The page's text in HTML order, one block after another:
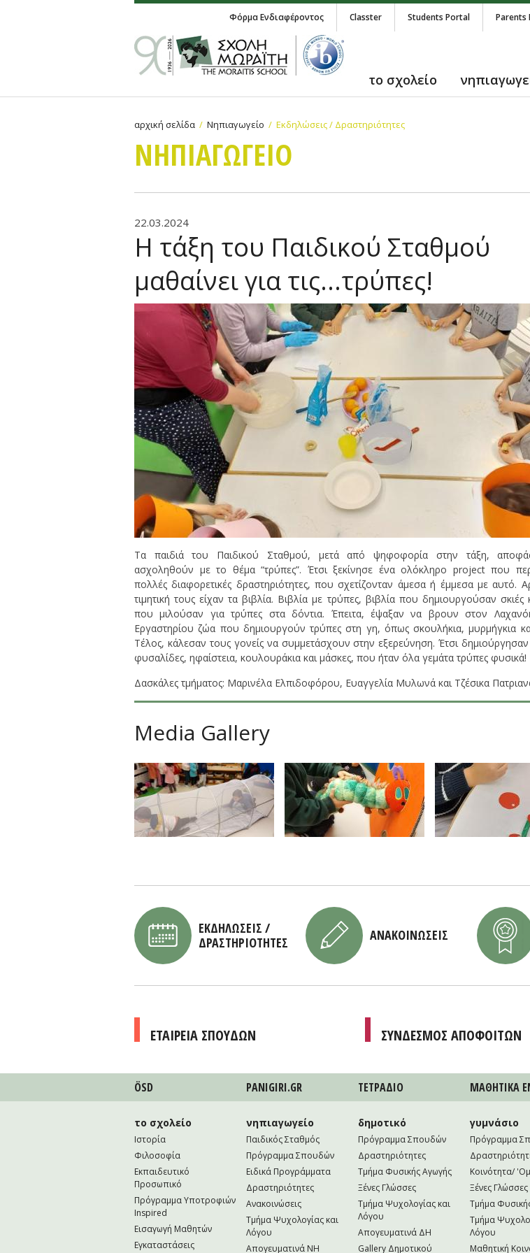
Φόρμα Ενδιαφέροντος Classter Students Portal Parents
το σχολείο
αρχική σελίδα Νηπιαγωγείο Εκδηλώσεις / Δραστηριότητες
ΝΗΠΙΑΓΩΓΕΙΟ
22.03.2024
H τάξη του Παιδικού Σταθμού
μαθαίνει για τις...τρύπες!
Tα παιδιά του Παιδικού Σταθμού, μετά από ψηφοφορία στην τάξη,
ασχοληθούν με το θέμα “τρύπες”. Έτσι ξεκίνησε ένα ολόκληρο project που
πολλές διαφορετικές δραστηριότητες, που σχετίζονταν άμεσα ή έμμεσα με αυτό.
τιμητική τους είχαν τα βιβλία. Βιβλία με τρύπες, βιβλία που δημιουργούσαν σκιές
που μιλούσαν για τρύπες στα δόντια. Έπειτα, έψαξαν να βρουν στον
Εργαστηρίου ζώα που δημιουργούν τρύπες στη γη, όπως σκουλήκια, μυρμήγκια
Τέλος, κάλεσαν τους γονείς να συμμετάσχουν στην εξερεύνηση. Έτσι δημιούργησαν
φυσαλίδες, ηφαίστεια, κουλουράκια και μάσκες, που ήταν όλα γεμάτα τρύπες φυσικά!
Δασκάλες τμήματος: Μαρινέλα Ελπιδοφόρου, Ευαγγελία Μυλωνά και Τζέσικα
Media Gallery
ΕΚΔΗΛΩΣΕΙΣ /
ΔΡΑΣΤΗΡΙΟΤΗΤΕΣ
ΑΝΑΚΟΙΝΩΣΕΙΣ
ΕΤΑΙΡΕΙΑ ΣΠΟΥΔΩΝ ΣΥΝΔΕΣΜΟΣ ΑΠΟΦΟΙΤΩΝ
ÖSD PANIGIRI.GR ΤΕΤΡAΔΙΟ ΜΑΘΗΤΙΚA
το σχολείο
Ιστορία
Φιλοσοφία
Εκπαιδευτικό
Προσωπικό
Πρόγραμμα Υποτροφιών
Inspired
Εισαγωγή Μαθητών
Εγκαταστάσεις
νηπιαγωγείο
Παιδικός Σταθμός
Πρόγραμμα Σπουδών
Ειδικά Προγράμματα
Δραστηριότητες
Ανακοινώσεις
Τμήμα Ψυχολογίας και
Λόγου
Απογευματινά NH
δημοτικό
Πρόγραμμα Σπουδών
Δραστηριότητες
Τμήμα Φυσικής Αγωγής
Ξένες Γλώσσες
Τμήμα Ψυχολογίας και
Λόγου
Απογευματινά ΔΗ
Gallery Δημοτικού
γυμνάσιο
Πρόγραμμα
Κοινότητα/
Ξένες Γλώσσες
Τμήμα
Τμήμα
Λόγου
Μαθητική